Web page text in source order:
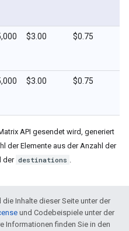
$3.00 $0.75
$3.00 $0.75
API gesendet wird, generiert
der Elemente aus der Anzahl der
der destinations .
Inhalte dieser Seite unter der
und Codebeispiele unter der
Informationen finden Sie in den